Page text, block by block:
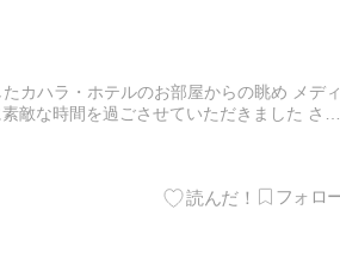
カハラ・ホテルのお部屋からの眺め メディ
敵な時間を過ごさせていただきました さ